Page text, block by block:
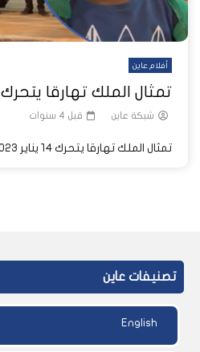
أفلام عاين
تمثال الملك تهارقا يتحرك
شبكة عاين قبل 4 سنوات
تمثال الملك تهارقا يتحرك ١٤ يناير ٢٠٢٣ #عاين #فيديوهات_عاين
تصنيفات عاين
English